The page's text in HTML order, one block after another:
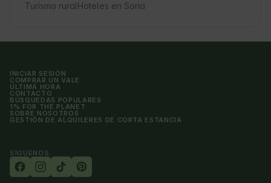
Turismo ruralHoteles en Soria
INICIAR SESIÓN
COMPRAR UN VALE
ÚLTIMA HORA
CONTACTO
BÚSQUEDAS POPULARES
1% FOR THE PLANET
SOBRE NOSOTROS
GESTIÓN DE ALQUILERES DE CORTA ESTANCIA
SÍGUENOS